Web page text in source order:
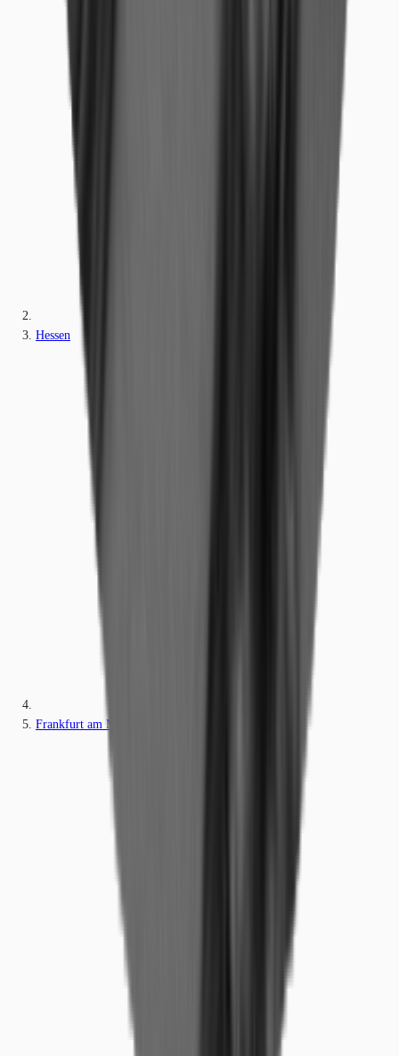
Hessen
Frankfurt am Main